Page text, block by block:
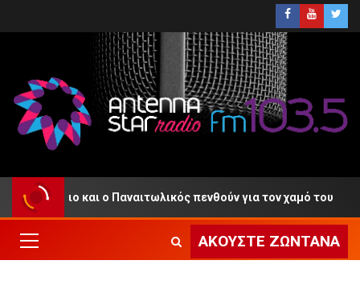
και ο Παναιτωλικός πενθούν για τον χαμό του
ΑΚΟΎΣΤΕ ΖΩΝΤΑΝΆ